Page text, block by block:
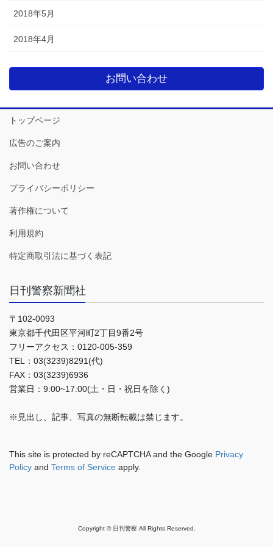
2018年5月
2018年4月
お問い合わせ
トップページ
広告のご案内
お問い合わせ
プライバシーポリシー
著作権について
利用規約
特定商取引法に基づく表記
日刊警察新聞社
〒102-0093
東京都千代田区平河町2丁目9番2号
フリーアクセス：0120-005-359
TEL：03(3239)8291(代)
FAX：03(3239)6936
営業日：9:00~17:00(土・日・祝日を除く)
※見出し、記事、写真の無断転載は禁じます。
This site is protected by reCAPTCHA and the Google Privacy
Policy and Terms of Service apply.
Copyright © 日刊警察 All Rights Reserved.